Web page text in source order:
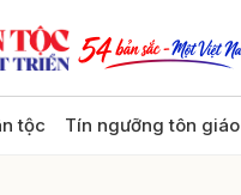
tộc Tín ngưỡng tôn giáo